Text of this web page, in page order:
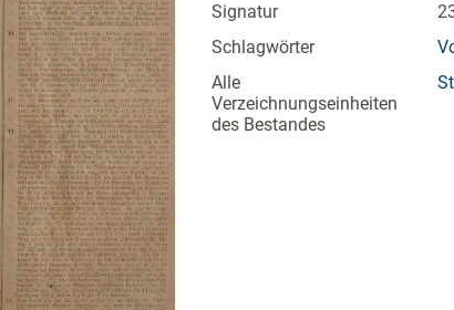
Signatur
Schlagwörter
Alle
Verzeichnungseinheiten
des Bestandes